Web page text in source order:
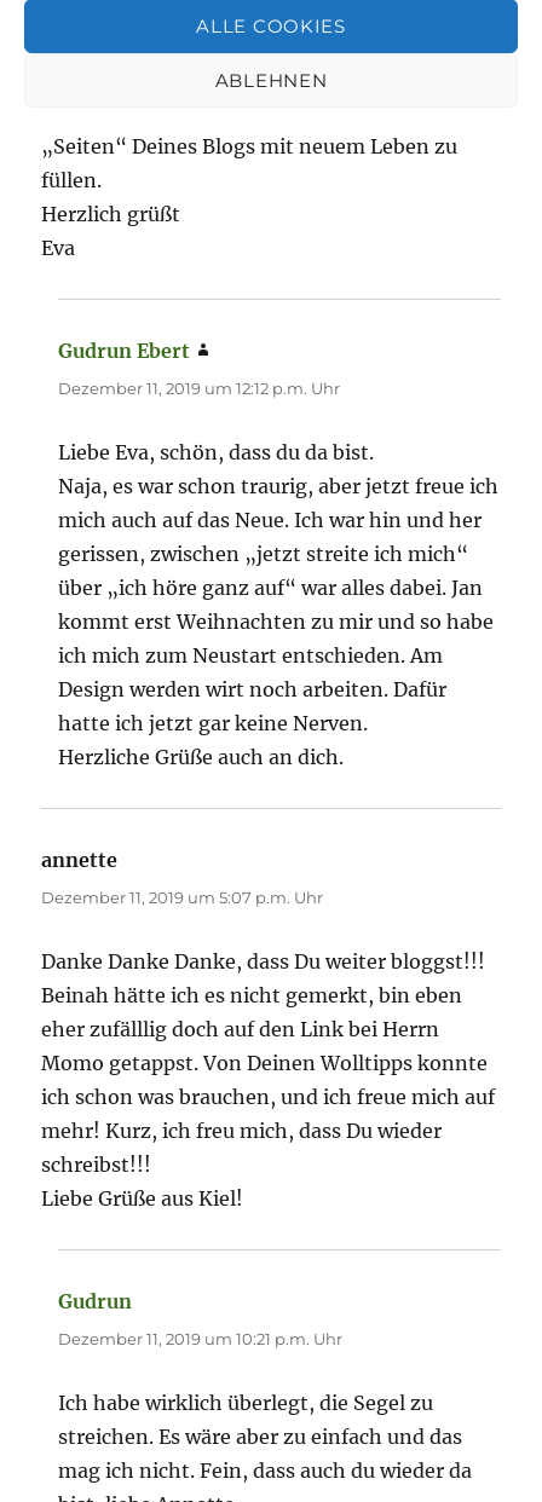
ALLE COOKIES
ABLEHNEN
gilt ebenso für Neuanfänge. In diesem Sinne
„Seiten“ Deines Blogs mit neuem Leben zu
füllen.
Herzlich grüßt
Eva
Gudrun Ebert
Dezember 11, 2019 um 12:12 p.m. Uhr
Liebe Eva, schön, dass du da bist.
Naja, es war schon traurig, aber jetzt freue ich
mich auch auf das Neue. Ich war hin und her
gerissen, zwischen „jetzt streite ich mich“
über „ich höre ganz auf“ war alles dabei. Jan
kommt erst Weihnachten zu mir und so habe
ich mich zum Neustart entschieden. Am
Design werden wirt noch arbeiten. Dafür
hatte ich jetzt gar keine Nerven.
Herzliche Grüße auch an dich.
annette
Dezember 11, 2019 um 5:07 p.m. Uhr
Danke Danke Danke, dass Du weiter bloggst!!!
Beinah hätte ich es nicht gemerkt, bin eben
eher zufälllig doch auf den Link bei Herrn
Momo getappst. Von Deinen Wolltipps konnte
ich schon was brauchen, und ich freue mich auf
mehr! Kurz, ich freu mich, dass Du wieder
schreibst!!!
Liebe Grüße aus Kiel!
Gudrun
Dezember 11, 2019 um 10:21 p.m. Uhr
Ich habe wirklich überlegt, die Segel zu
streichen. Es wäre aber zu einfach und das
mag ich nicht. Fein, dass auch du wieder da